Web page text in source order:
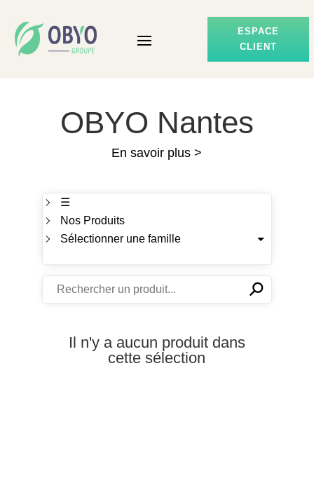
ESPACE
CLIENT
OBYO Nantes
En savoir plus >
☰
Nos Produits
Sélectionner une famille
✕⚲
Il n'y a aucun produit dans
cette sélection